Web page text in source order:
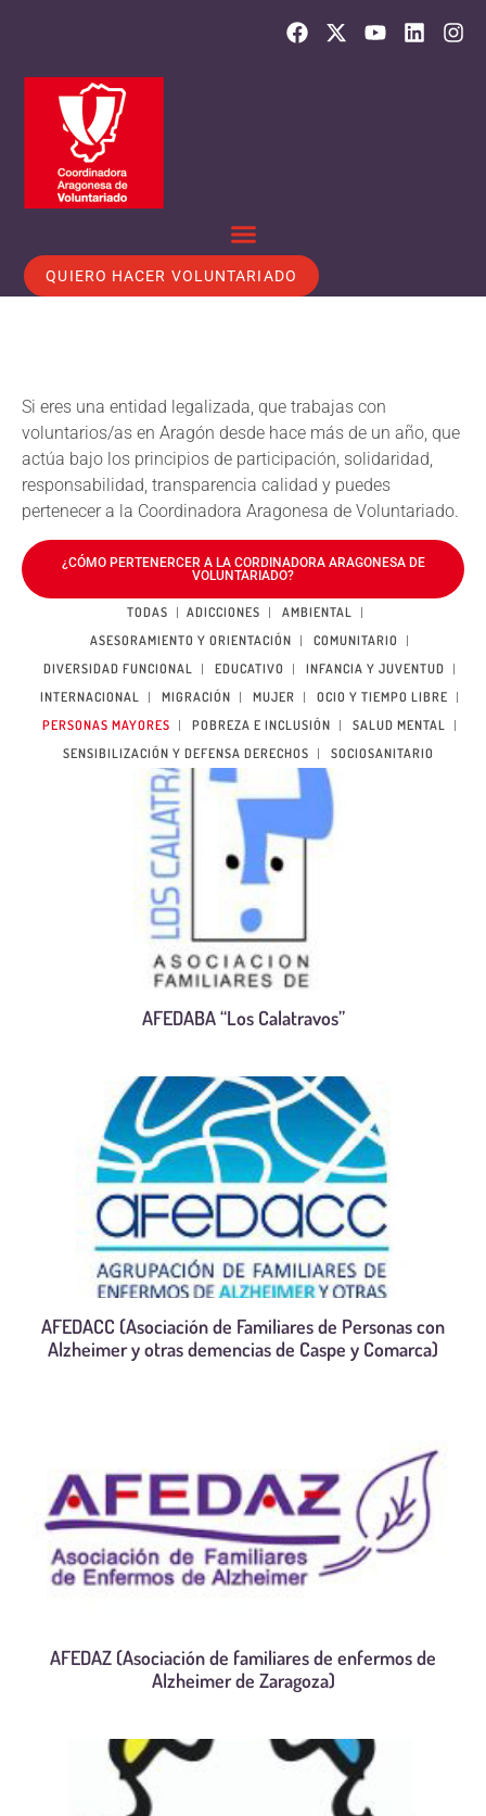
QUIERO HACER VOLUNTARIADO
Si eres una entidad legalizada, que trabajas con
voluntarios/as en Aragón desde hace más de un año, que
actúa bajo los principios de participación, solidaridad,
responsabilidad, transparencia calidad y puedes
pertenecer a la Coordinadora Aragonesa de Voluntariado.
¿CÓMO PERTENERCER A LA CORDINADORA ARAGONESA DE
VOLUNTARIADO?
TODAS ADICCIONES
AMBIENTAL
ASESORAMIENTO Y ORIENTACIÓN
COMUNITARIO
DIVERSIDAD FUNCIONAL
EDUCATIVO
INFANCIA Y JUVENTUD
INTERNACIONAL
MIGRACIÓN MUJER
OCIO Y TIEMPO LIBRE
PERSONAS MAYORES
POBREZA E INCLUSIÓN
SALUD MENTAL
SENSIBILIZACIÓN Y DEFENSA DERECHOS
SOCIOSANITARIO
AFEDABA “Los Calatravos”
AFEDACC (Asociación de Familiares de Personas con
Alzheimer y otras demencias de Caspe y Comarca)
AFEDAZ (Asociación de familiares de enfermos de
Alzheimer de Zaragoza)